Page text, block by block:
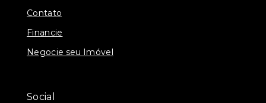
Contato
Financie
Negocie seu Imóvel
Social